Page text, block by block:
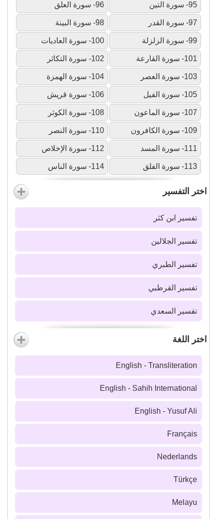
95- سورة التين 96- سورة العلق
97- سورة القدر 98- سورة البينة
99- سورة الزلزلة 100- سورة العاديات
101- سورة القارعة 102- سورة التكاثر
103- سورة العصر 104- سورة الهمزة
105- سورة الفيل 106- سورة قريش
107- سورة الماعون 108- سورة الكوثر
109- سورة الكافرون 110- سورة النصر
111- سورة المسد 112- سورة الإخلاص
113- سورة الفلق 114- سورة الناس
اختر التفسير
تفسير ابن كثر
تفسير الجلالين
تفسير الطبري
تفسير القرطبي
تفسير السعدي
اختر اللغة
English - Transliteration
English - Sahih International
English - Yusuf Ali
Français
Nederlands
Türkçe
Melayu